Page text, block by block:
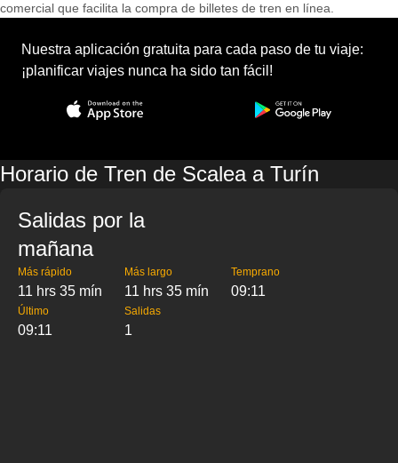
comercial que facilita la compra de billetes de tren en línea.
Nuestra aplicación gratuita para cada paso de tu viaje:
¡planificar viajes nunca ha sido tan fácil!
Horario de Tren de Scalea a Turín
Salidas por la
mañana
Más rápido
11 hrs 35 mín
Más largo
11 hrs 35 mín
Temprano
09:11
Último
09:11
Salidas
1